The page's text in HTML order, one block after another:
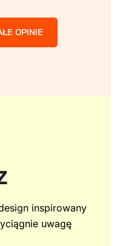
OPINIE
inspirowany
uwagę